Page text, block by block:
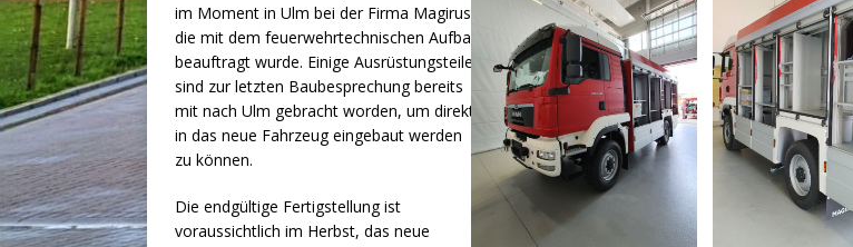
im Moment in Ulm bei der Firma Magirus,
die mit dem feuerwehrtechnischen Aufbau
beauftragt wurde. Einige Ausrüstungsteile
sind zur letzten Baubesprechung bereits
mit nach Ulm gebracht worden, um direkt
in das neue Fahrzeug eingebaut werden
zu können.
Die endgültige Fertigstellung ist
voraussichtlich im Herbst, das neue